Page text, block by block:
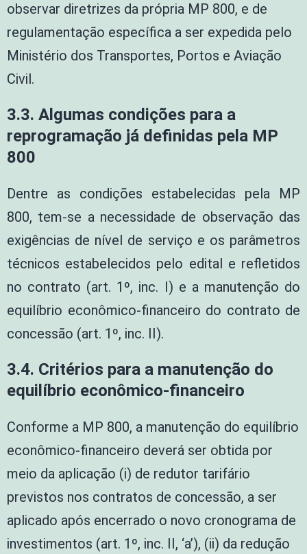
observar diretrizes da própria MP 800, e de
regulamentação específica a ser expedida pelo
Ministério dos Transportes, Portos e Aviação
Civil.
3.3. Algumas condições para a
reprogramação já definidas pela MP
800
Dentre as condições estabelecidas pela MP
800, tem-se a necessidade de observação das
exigências de nível de serviço e os parâmetros
técnicos estabelecidos pelo edital e refletidos
no contrato (art. 1º, inc. I) e a manutenção do
equilíbrio econômico-financeiro do contrato de
concessão (art. 1º, inc. II).
3.4. Critérios para a manutenção do
equilíbrio econômico-financeiro
Conforme a MP 800, a manutenção do equilíbrio
econômico-financeiro deverá ser obtida por
meio da aplicação (i) de redutor tarifário
previstos nos contratos de concessão, a ser
aplicado após encerrado o novo cronograma de
investimentos (art. 1º, inc. II, ‘a’), (ii) da redução